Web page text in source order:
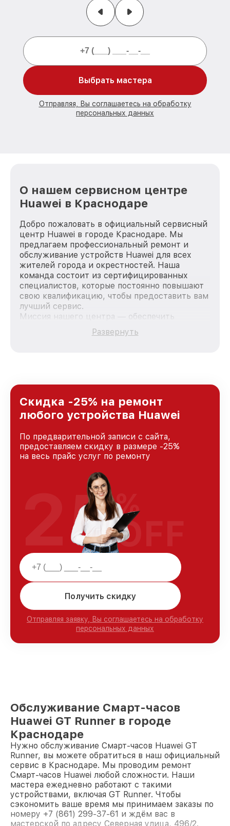
Выбрать мастера
Отправляя, Вы соглашаетесь на обработку
персональных данных
О нашем сервисном центре
Huawei в Краснодаре
Добро пожаловать в официальный сервисный
центр Huawei в городе Краснодаре. Мы
предлагаем профессиональный ремонт и
обслуживание устройств Huawei для всех
жителей города и окрестностей. Наша
команда состоит из сертифицированных
специалистов, которые постоянно повышают
свою квалификацию, чтобы предоставить вам
лучший сервис.
Миссия нашего центра — обеспечить
качественный и доступный ремонт для
каждого пользователя продукции Huawei, вне
Краснодаре, постоянно повышая уровень
доверия и лояльности наших клиентов.
Развернуть
Скидка -25% на ремонт
любого устройства Huawei
По предварительной записи с сайта,
предоставляем скидку в размере -25%
на весь прайс услуг по ремонту
Получить скидку
Отправляя заявку, Вы соглашаетесь на обработку
персональных данных
25%
OFF
Обслуживание Смарт-часов
Huawei GT Runner в городе
Краснодаре
Нужно обслуживание Смарт-часов Huawei GT
Runner, вы можете обратиться в наш официальный
сервис в Краснодаре. Мы проводим ремонт
Смарт-часов Huawei любой сложности. Наши
мастера ежедневно работают с такими
устройствами, включая GT Runner. Чтобы
сэкономить ваше время мы принимаем заказы по
номеру +7 (861) 299-37-61 и ждём вас в
мастерской по адресу Северная улица, 496/2.